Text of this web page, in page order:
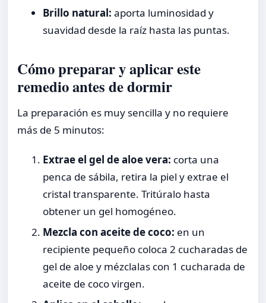
Brillo natural: aporta luminosidad y
suavidad desde la raíz hasta las puntas.
Cómo preparar y aplicar este
remedio antes de dormir
La preparación es muy sencilla y no requiere
más de 5 minutos:
Extrae el gel de aloe vera: corta una
penca de sábila, retira la piel y extrae el
cristal transparente. Tritúralo hasta
obtener un gel homogéneo.
Mezcla con aceite de coco: en un
recipiente pequeño coloca 2 cucharadas de
gel de aloe y mézclalas con 1 cucharada de
aceite de coco virgen.